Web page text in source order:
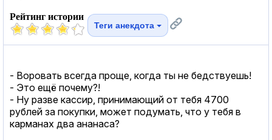
Рейтинг истории
Теги анекдота
- Воровать всегда проще, когда ты не бедствуешь!
- Это ещё почему?!
- Ну разве кассир, принимающий от тебя 4700
рублей за покупки, может подумать, что у тебя в
карманах два ананаса?